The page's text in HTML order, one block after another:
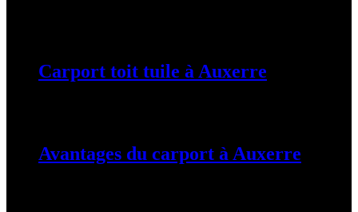
Carport toit tuile à Auxerre
Avantages du carport à Auxerre